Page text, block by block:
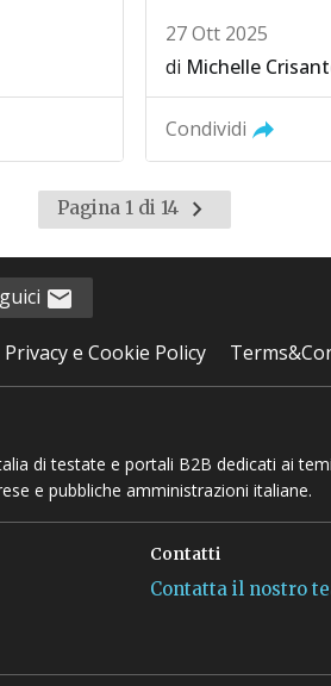
27 Ott 2025
di Michelle
Condividi
Pagina 1 di 14
Pagina
successiva
Privacy e Cookie Policy
di testate e portali B2B dedicati ai
e pubbliche amministrazioni italiane.
Contatti
Contatta il nostro